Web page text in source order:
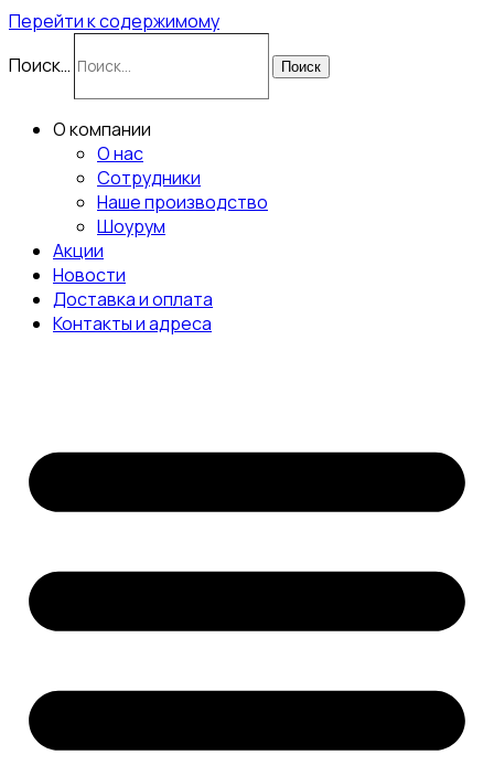
Перейти к содержимому
Поиск…
Поиск
О компании
О нас
Сотрудники
Наше производство
Шоурум
Акции
Новости
Доставка и оплата
Контакты и адреса